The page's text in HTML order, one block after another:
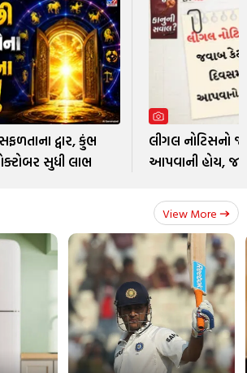
દ્વાર, કુંભ
સુધી લાભ
લીગલ નોટિસનો
આપવાની હોય,
View More